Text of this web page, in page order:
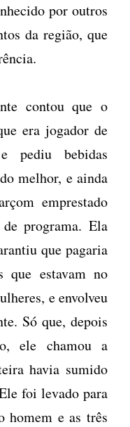
por outros
da região, que
contou que o
era jogador de
pediu bebidas
melhor, e ainda
emprestado
programa. Ela
que pagaria
que estavam no
e envolveu
Só que, depois
ele chamou a
havia sumido
foi levado para
homem e as três